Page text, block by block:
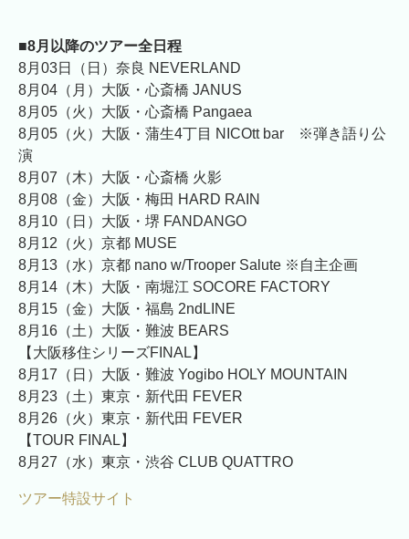
■8月以降のツアー全日程
8月03日（日）奈良 NEVERLAND
8月04（月）大阪・心斎橋 JANUS
8月05（火）大阪・心斎橋 Pangaea
8月05（火）大阪・蒲生4丁目 NICOtt bar ※弾き語り公
演
8月07（木）大阪・心斎橋 火影
8月08（金）大阪・梅田 HARD RAIN
8月10（日）大阪・堺 FANDANGO
8月12（火）京都 MUSE
8月13（水）京都 nano w/Trooper Salute ※自主企画
8月14（木）大阪・南堀江 SOCORE FACTORY
8月15（金）大阪・福島 2ndLINE
8月16（土）大阪・難波 BEARS
【大阪移住シリーズFINAL】
8月17（日）大阪・難波 Yogibo HOLY MOUNTAIN
8月23（土）東京・新代田 FEVER
8月26（火）東京・新代田 FEVER
【TOUR FINAL】
8月27（水）東京・渋谷 CLUB QUATTRO
ツアー特設サイト